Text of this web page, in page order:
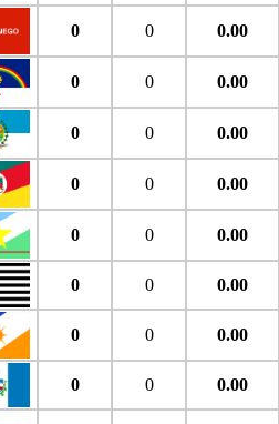
0 0 0.00
0 0 0.00
0 0 0.00
0 0 0.00
0 0 0.00
0 0 0.00
0 0 0.00
0 0 0.00